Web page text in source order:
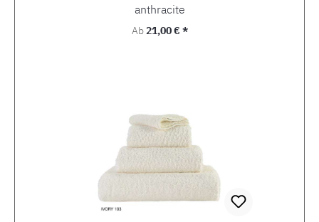
anthracite
Regulärer Preis:
Ab21,00 € *